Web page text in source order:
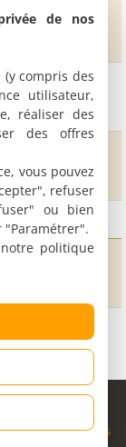
CGU|Informations
de nos
compris des
utilisateur,
réaliser des
des offres
vous pouvez
refuser
ou bien
"Paramétrer".
politique